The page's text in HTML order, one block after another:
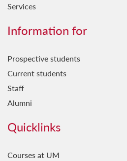
Ghażliet
Għerf Missirijietna
Ħamsin u Waħda
Ħsejjes u Stejjer
Il-Baħar fil-Letteratura
Il-Favorita tar-Re
Il-Ġara Milli Jkollha Ttik
Services
Information for
Prospective students
Current students
Staff
Alumni
Quicklinks
Courses at UM